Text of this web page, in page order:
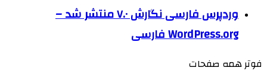
وردپرس فارسی نگارش ۷.۰ منتشر شد –
WordPress.org فارسی
فوتر همه صفحات